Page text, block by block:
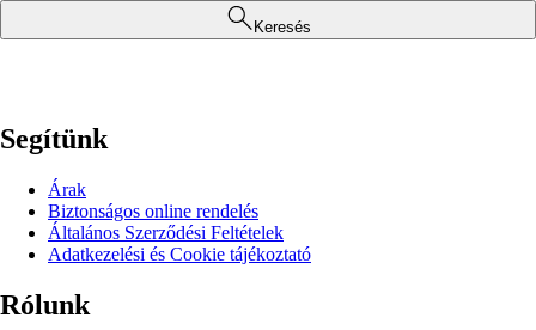
Keresés
Segítünk
Árak
Biztonságos online rendelés
Általános Szerződési Feltételek
Adatkezelési és Cookie tájékoztató
Rólunk